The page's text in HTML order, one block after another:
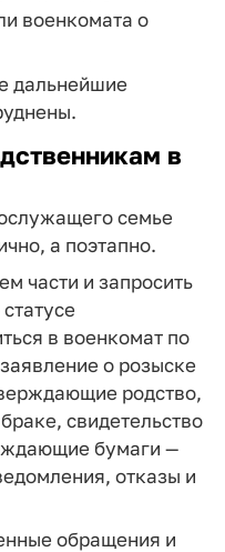
военкомата о
дальнейшие
в
семье
а поэтапно.
части и запросить
в военкомат по
о розыске
родство,
свидетельство
бумаги —
отказы и
обращения и